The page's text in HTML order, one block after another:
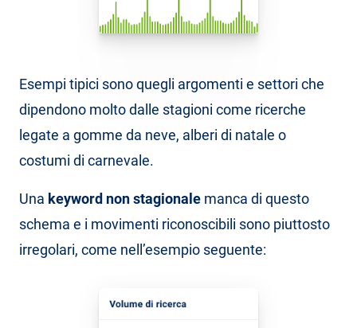
Esempi tipici sono quegli argomenti e settori che
dipendono molto dalle stagioni come ricerche
legate a gomme da neve, alberi di natale o
costumi di carnevale.
Una keyword non stagionale manca di questo
schema e i movimenti riconoscibili sono piuttosto
irregolari, come nell’esempio seguente: